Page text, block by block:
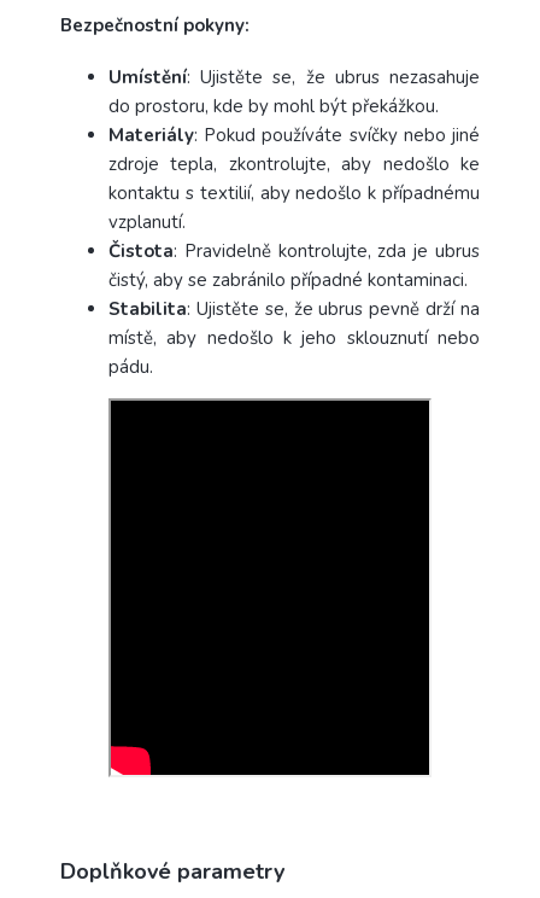
Bezpečnostní pokyny:
Umístění: Ujistěte se, že ubrus nezasahuje
do prostoru, kde by mohl být překážkou.
Materiály: Pokud používáte svíčky nebo jiné
zdroje tepla, zkontrolujte, aby nedošlo ke
kontaktu s textilií, aby nedošlo k případnému
vzplanutí.
Čistota: Pravidelně kontrolujte, zda je ubrus
čistý, aby se zabránilo případné kontaminaci.
Stabilita: Ujistěte se, že ubrus pevně drží na
místě, aby nedošlo k jeho sklouznutí nebo
pádu.
Doplňkové parametry